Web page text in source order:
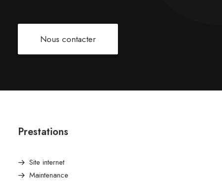
Nous contacter
Prestations
Site internet
Maintenance